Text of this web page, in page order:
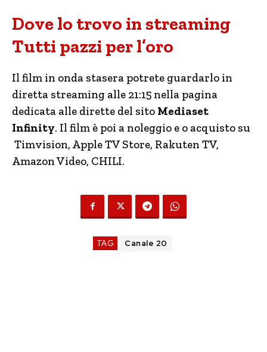
Dove lo trovo in streaming
Tutti pazzi per l’oro
Il film in onda stasera potrete guardarlo in
diretta streaming alle 21:15 nella pagina
dedicata alle dirette del sito Mediaset
Infinity. Il film è poi a noleggio e o acquisto su
Timvision, Apple TV Store, Rakuten TV,
Amazon Video, CHILI.
TAG Canale 20